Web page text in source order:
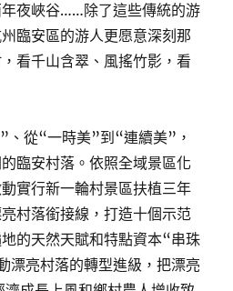
夜峽谷……除了這些傳統的游
臨安區的游人更愿意深刻那
看千山含翠、風搖竹影，看
、從“一時美”到“連續美”，
臨安村落。依照全域景區化
實行新一輪村景區扶植三年
村落銜接線，打造十個示范
的天然天賦和特點資本“串珠
漂亮村落的轉型進級，把漂亮